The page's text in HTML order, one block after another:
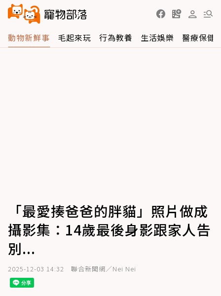
動物新鮮事 毛起來玩 行為教養 生活娛樂 醫療保健
「最愛揍爸爸的胖貓」照片做成
攝影集：14歲最後身影跟家人告
別...
2025-12-03 14:32 聯合新聞網／Nei Nei